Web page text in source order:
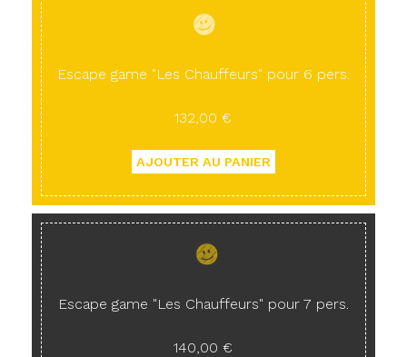
Escape game "Les Chauffeurs" pour 6 pers.
132,00 €
Escape game "Les Chauffeurs" pour 7 pers.
140,00 €